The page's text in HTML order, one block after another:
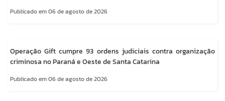
Publicado em 06 de agosto de 2026
Operação Gift cumpre 93 ordens judiciais contra organização
criminosa no Paraná e Oeste de Santa Catarina
Publicado em 06 de agosto de 2026